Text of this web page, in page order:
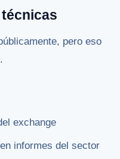
pero eso
exchange
en informes del sector